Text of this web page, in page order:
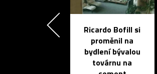
Ricardo Bofill si
proměnil na
bydlení bývalou
továrnu na